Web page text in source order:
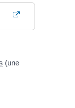
(une